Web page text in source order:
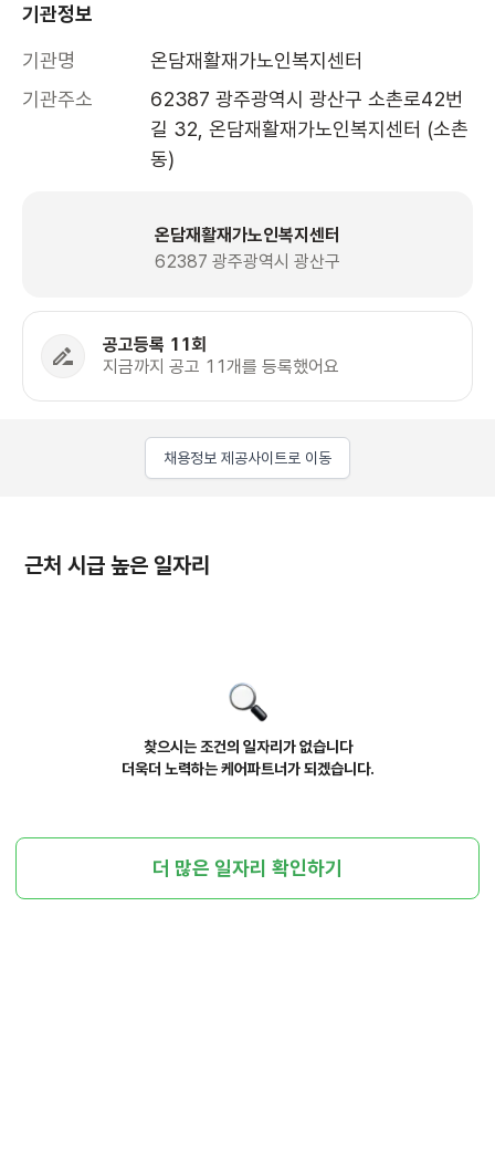
기관정보
기관명
온담재활재가노인복지센터
기관주소
62387 광주광역시 광산구 소촌로42번
길 32, 온담재활재가노인복지센터 (소촌
동)
온담재활재가노인복지센터
62387 광주광역시 광산구
공고등록 11회
지금까지 공고 11개를 등록했어요
채용정보 제공사이트로 이동
근처 시급 높은 일자리
찾으시는 조건의 일자리가 없습니다
더욱더 노력하는 케어파트너가 되겠습니다.
더 많은 일자리 확인하기